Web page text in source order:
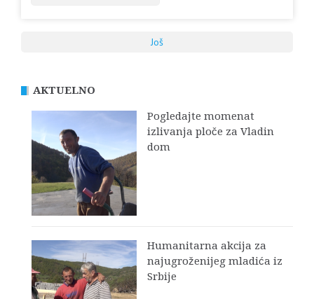
Još
AKTUELNO
Pogledajte momenat
izlivanja ploče za Vladin
dom
Humanitarna akcija za
najugroženijeg mladića iz
Srbije